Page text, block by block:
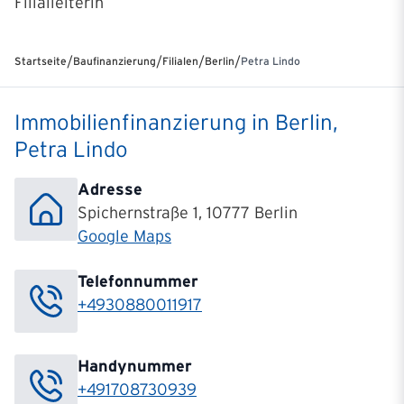
Startseite/Baufinanzierung/Filialen/Berlin/Petra Lindo
Immobilienfinanzierung in Berlin,
Petra Lindo
Adresse
Spichernstraße 1, 10777 Berlin
Google Maps
Telefonnummer
+4930880011917
Handynummer
+491708730939